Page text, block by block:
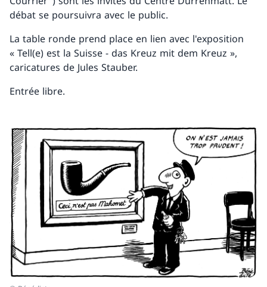
débat se poursuivra avec le public.
La table ronde prend place en lien avec l'exposition
« Tell(e) est la Suisse - das Kreuz mit dem Kreuz »,
caricatures de Jules Stauber.
Entrée libre.